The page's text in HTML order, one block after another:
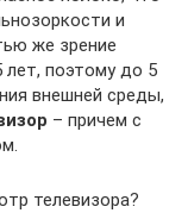
и
же зрение
лет, поэтому до 5
внешней среды,
– причем с
телевизора?